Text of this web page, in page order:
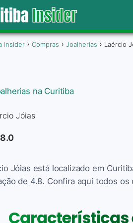
Insider Compras Joalherias Laércio
na Curitiba
8.0
Jóias está localizado em
de 4.8. Confira aqui todos os
Características